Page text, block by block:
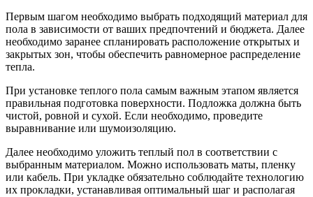
Первым шагом необходимо выбрать подходящий материал для
пола в зависимости от ваших предпочтений и бюджета. Далее
необходимо заранее спланировать расположение открытых и
закрытых зон, чтобы обеспечить равномерное распределение
тепла.
При установке теплого пола самым важным этапом является
правильная подготовка поверхности. Подложка должна быть
чистой, ровной и сухой. Если необходимо, проведите
выравнивание или шумоизоляцию.
Далее необходимо уложить теплый пол в соответствии с
выбранным материалом. Можно использовать маты, пленку
или кабель. При укладке обязательно соблюдайте технологию
их прокладки, устанавливая оптимальный шаг и располагая